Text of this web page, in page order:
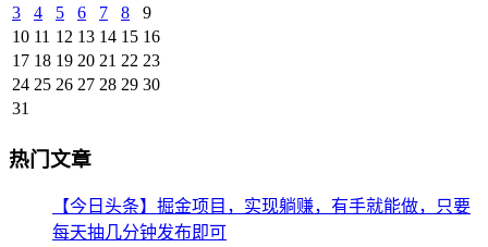
3
4 5 6 7 8
9
10 11 12 13 14 15 16
17 18 19 20 21 22 23
24 25 26 27 28 29 30
31
热门文章
【今日头条】掘金项目，实现躺赚，有手就能做，只要
每天抽几分钟发布即可